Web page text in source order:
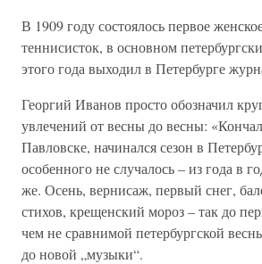
В 1909 году состоялось первое
теннисисток, в основном
этого года выходил в Петербурге
Георгий Иванов просто обозначил
увлечений от весны до весны:
Павловске, начинался сезон в
особенного не случалось – из года в
же. Осень, вернисаж, первый снег,
стихов, крещенский мороз – так до
чем не сравнимой петербургской
до новой „музыки“.